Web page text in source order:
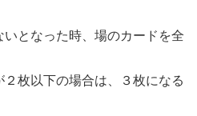
いとなった時、場のカードを全
枚以下の場合は、３枚になる